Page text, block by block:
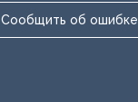
Сообщить об ошибке